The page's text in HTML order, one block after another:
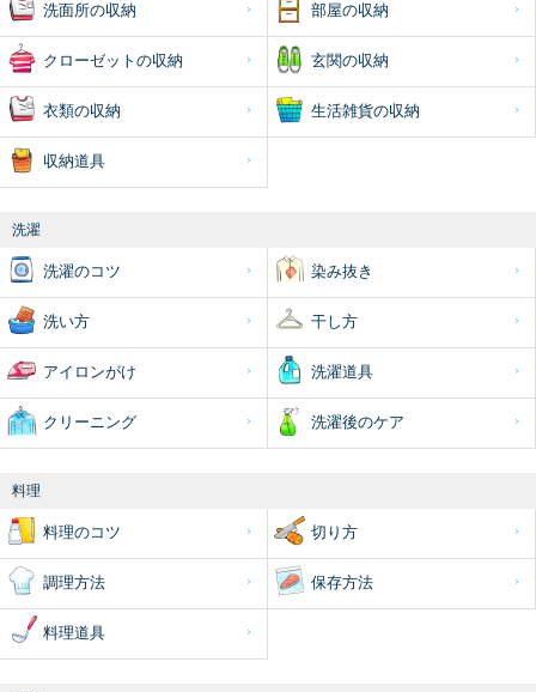
洗面所の収納 部屋の収納
クローゼットの収納 玄関の収納
衣類の収納 生活雑貨の収納
収納道具
洗濯
洗濯のコツ 染み抜き
洗い方 干し方
アイロンがけ 洗濯道具
クリーニング 洗濯後のケア
料理
料理のコツ 切り方
調理方法 保存方法
料理道具